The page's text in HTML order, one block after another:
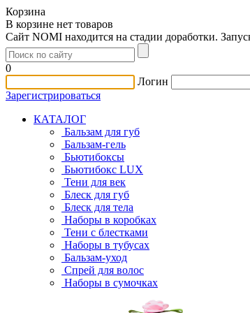
Корзина
В корзине нет товаров
Сайт NOMI находится на стадии доработки.
0
Логин
Зарегистрироваться
КАТАЛОГ
Бальзам для губ
Бальзам-гель
Бьютибоксы
Бьютибокс LUX
Тени для век
Блеск для губ
Блеск для тела
Наборы в коробках
Тени с блестками
Наборы в тубусах
Бальзам-уход
Спрей для волос
Наборы в сумочках